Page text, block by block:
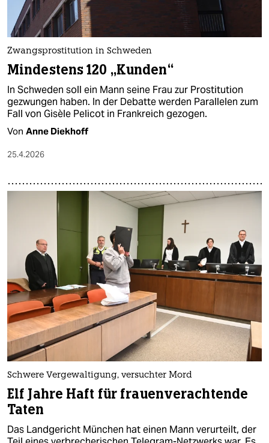
Zwangsprostitution in Schweden
Mindestens 120 „Kunden“
In Schweden soll ein Mann seine Frau zur Prostitution
gezwungen haben. In der Debatte werden Parallelen zum
Fall von Gisèle Pelicot in Frankreich gezogen.
Von Anne Diekhoff
25.4.2026
Schwere Vergewaltigung, versuchter Mord
Elf Jahre Haft für frauenverachtende
Taten
Das Landgericht München hat einen Mann verurteilt, der